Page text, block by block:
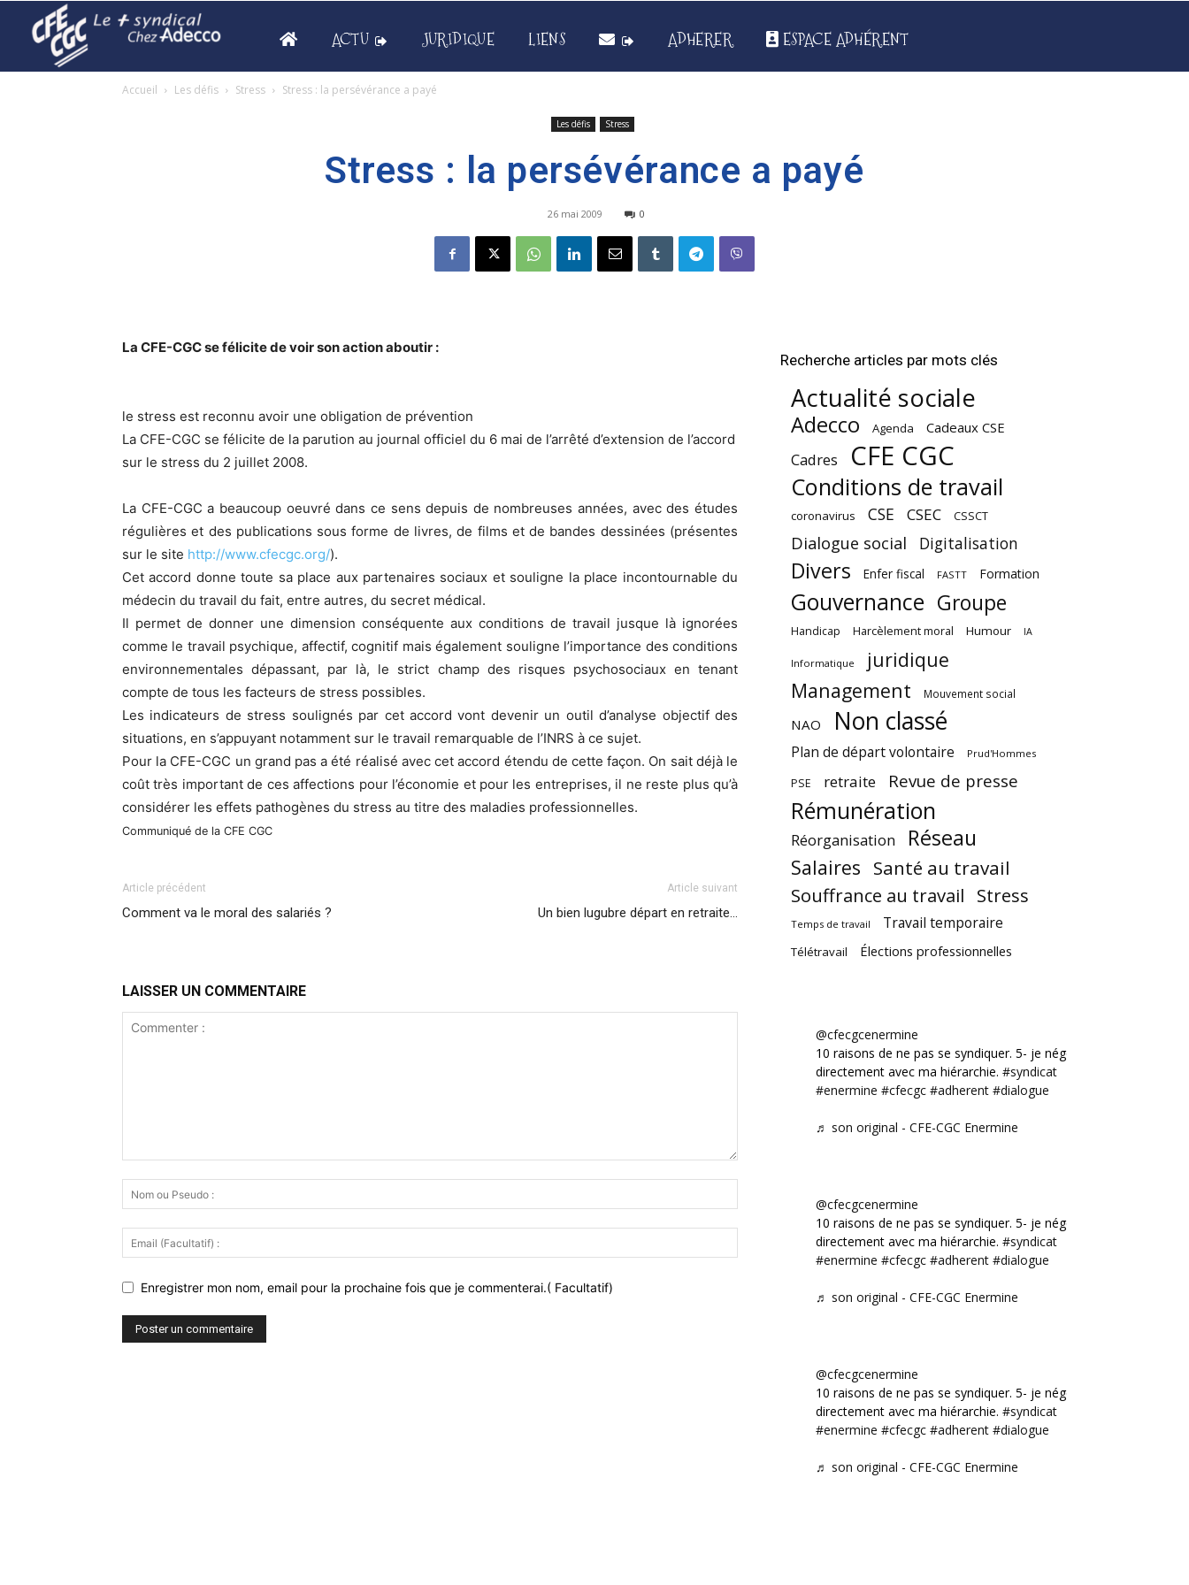
ACTU JURIDIQUE LIENS ADHERER ESPACE ADHÉRENT
Accueil Les défis Stress Stress : la persévérance a payé
Les défis Stress
Stress : la persévérance a payé
26 mai 2009 0
La CFE-CGC se félicite de voir son action aboutir :
le stress est reconnu avoir une obligation de prévention
La CFE-CGC se félicite de la parution au journal officiel du 6 mai de l’arrêté d’extension de l’accord
sur le stress du 2 juillet 2008.
La CFE-CGC a beaucoup oeuvré dans ce sens depuis de nombreuses années, avec des études
régulières et des publications sous forme de livres, de films et de bandes dessinées (présentes
sur le site http://www.cfecgc.org/).
Cet accord donne toute sa place aux partenaires sociaux et souligne la place incontournable du
médecin du travail du fait, entre autres, du secret médical.
Il permet de donner une dimension conséquente aux conditions de travail jusque là ignorées
comme le travail psychique, affectif, cognitif mais également souligne l’importance des conditions
environnementales dépassant, par là, le strict champ des risques psychosociaux en tenant
compte de tous les facteurs de stress possibles.
Les indicateurs de stress soulignés par cet accord vont devenir un outil d’analyse objectif des
situations, en s’appuyant notamment sur le travail remarquable de l’INRS à ce sujet.
Pour la CFE-CGC un grand pas a été réalisé avec cet accord étendu de cette façon. On sait déjà le
coût très important de ces affections pour l’économie et pour les entreprises, il ne reste plus qu’à
considérer les effets pathogènes du stress au titre des maladies professionnelles.
Communiqué de la CFE CGC
Article précédent
Comment va le moral des salariés ?
Article suivant
Un bien lugubre départ en retraite…
LAISSER UN COMMENTAIRE
Enregistrer mon nom, email pour la prochaine fois que je commenterai.( Facultatif)
Recherche articles par mots clés
Actualité sociale
Adecco Agenda Cadeaux CSE
Cadres CFE CGC
Conditions de travail
coronavirus CSE CSEC CSSCT
Dialogue social Digitalisation
Divers Enfer fiscal FASTT Formation
Gouvernance Groupe
Handicap Harcèlement moral Humour IA
Informatique
juridique
Management
Mouvement social
NAO Non classé
Plan de départ volontaire Prud'Hommes
PSE retraite Revue de presse
Rémunération
Réorganisation Réseau
Salaires Santé au travail
Souffrance au travail Stress
Temps de travail Travail temporaire
Télétravail Élections professionnelles
@cfecgcenermine
10 raisons de ne pas se syndiquer. 5- je négocie
directement avec ma hiérarchie. #syndicat
#enermine #cfecgc #adherent #dialogue
♬ son original - CFE-CGC Enermine
@cfecgcenermine
10 raisons de ne pas se syndiquer. 5- je négocie
directement avec ma hiérarchie. #syndicat
#enermine #cfecgc #adherent #dialogue
♬ son original - CFE-CGC Enermine
@cfecgcenermine
10 raisons de ne pas se syndiquer. 5- je négocie
directement avec ma hiérarchie. #syndicat
#enermine #cfecgc #adherent #dialogue
♬ son original - CFE-CGC Enermine